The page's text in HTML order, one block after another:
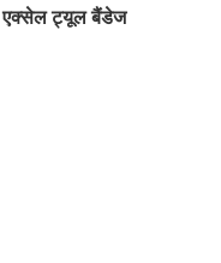
एक्सेल ट्यूल बैंडेज